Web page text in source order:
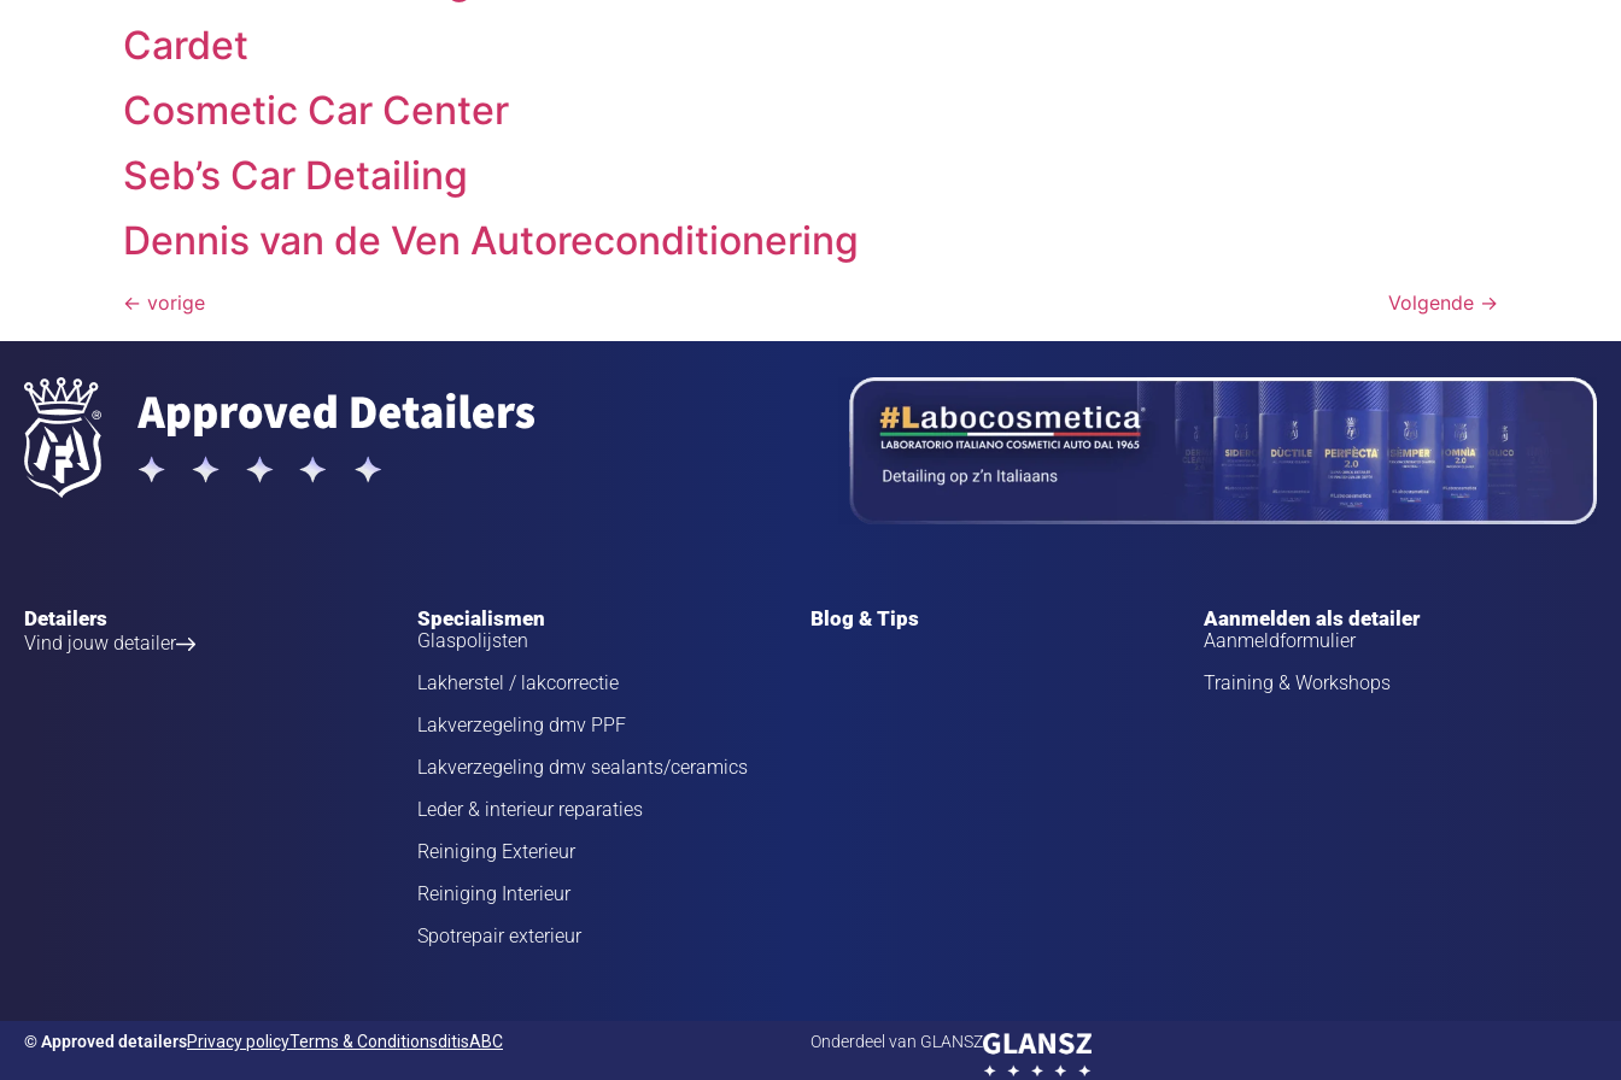
Cardet
Cosmetic Car Center
Seb’s Car Detailing
Dennis van de Ven Autoreconditionering
← vorige Volgende →
Detailers
Vind jouw detailer
Specialismen
Glaspolijsten
Lakherstel / lakcorrectie
Lakverzegeling dmv PPF
Lakverzegeling dmv sealants/ceramics
Leder & interieur reparaties
Reiniging Exterieur
Reiniging Interieur
Spotrepair exterieur
Blog & Tips Aanmelden als detailer
Aanmeldformulier
Training & Workshops
© Approved detailersPrivacy policyTerms & ConditionsditisABC Onderdeel van GLANSZ